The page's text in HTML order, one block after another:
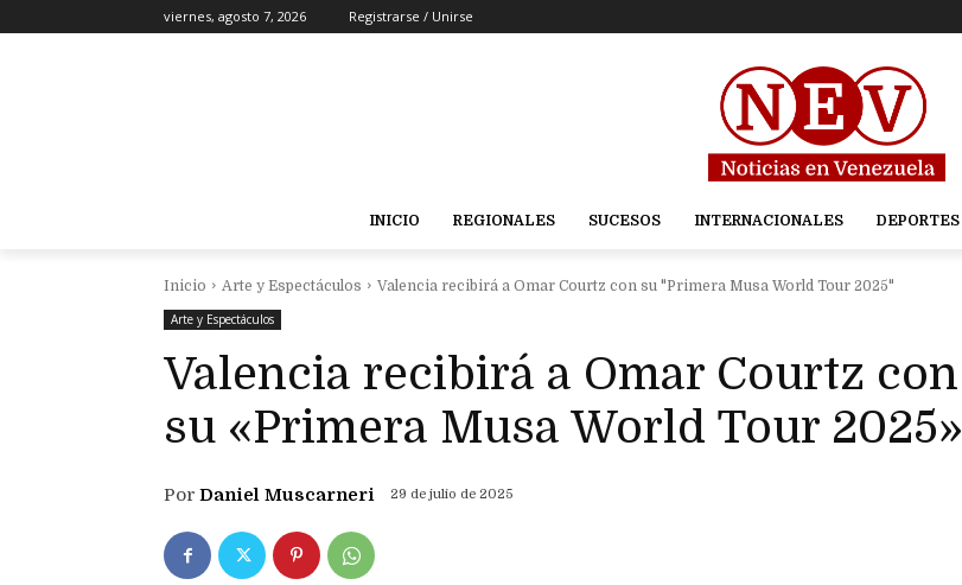
viernes, agosto 7, 2026 Registrarse / Unirse
INICIO REGIONALES SUCESOS INTERNACIONALES DEPORTES
Inicio Arte y Espectáculos
Valencia recibirá a Omar Courtz con su "Primera Musa World Tour 2025"
Arte y Espectáculos
Valencia recibirá a Omar Courtz con
su «Primera Musa World Tour 2025»
Por Daniel Muscarneri 29 de julio de 2025